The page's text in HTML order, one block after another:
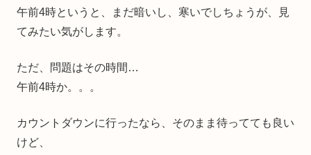
午前4時というと、まだ暗いし、寒いでしちょうが、見
てみたい気がします。
ただ、問題はその時間…
午前4時か。。。
カウントダウンに行ったなら、そのまま待ってても良い
けど、